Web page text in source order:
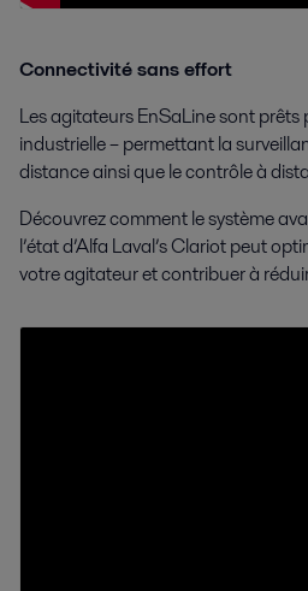
Connectivité sans effort
Les agitateurs EnSaLine sont
industrielle – permettant la
distance ainsi que le contrôle à
Découvrez comment le système
l’état d’Alfa Laval’s Clariot peut
votre agitateur et contribuer à